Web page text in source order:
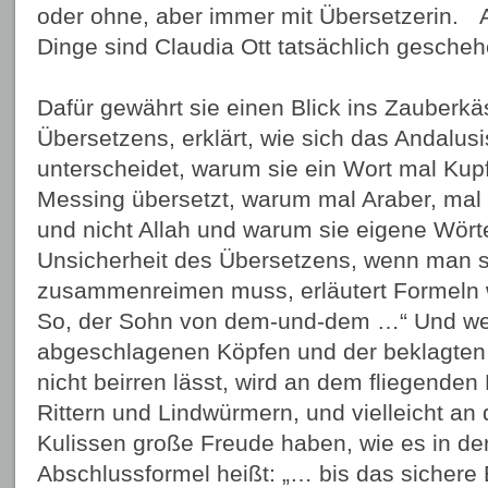
oder ohne, aber immer mit Übersetzerin.
Dinge sind Claudia Ott tatsächlich
Dafür gewährt sie einen Blick ins
Übersetzens, erklärt, wie sich das
unterscheidet, warum sie ein Wort mal
Messing übersetzt, warum mal Araber,
und nicht Allah und warum sie eigene
Unsicherheit des Übersetzens, wenn man
zusammenreimen muss, erläutert Formeln
So, der Sohn von dem-und-dem …“ Und
abgeschlagenen Köpfen und der
nicht beirren lässt, wird an dem fliegenden
Rittern und Lindwürmern, und vielleicht an
Kulissen große Freude haben, wie es in
Abschlussformel heißt: „… bis das sichere